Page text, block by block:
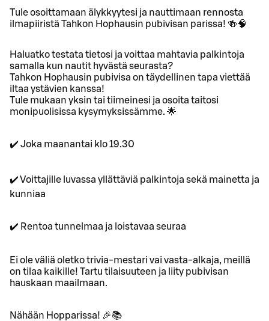
Tule osoittamaan älykkyytesi ja nauttimaan rennosta
ilmapiiristä Tahkon Hophausin pubivisan parissa! 🍻🧠
Haluatko testata tietosi ja voittaa mahtavia palkintoja
samalla kun nautit hyvästä seurasta?
Tahkon Hophausin pubivisa on täydellinen tapa viettää
iltaa ystävien kanssa!
Tule mukaan yksin tai tiimeinesi ja osoita taitosi
monipuolisissa kysymyksissämme. 🌟
✔️ Joka maanantai klo 19.30
✔️ Voittajille luvassa yllättäviä palkintoja sekä mainetta ja
kunniaa
✔️ Rentoa tunnelmaa ja loistavaa seuraa
Ei ole väliä oletko trivia-mestari vai vasta-alkaja, meillä
on tilaa kaikille! Tartu tilaisuuteen ja liity pubivisan
hauskaan maailmaan.
Nähään Hopparissa! 🎉📚